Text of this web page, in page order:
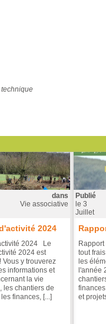
dans
Vie associative
2024
2024 Le
2024 est
Vous y trouverez
informations et
la vie
les chantiers de
finances, [...]
Publié
le 3
Juillet
tout
les
l'année
et